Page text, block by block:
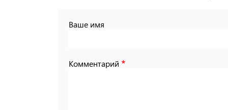
Ваше имя
Комментарий